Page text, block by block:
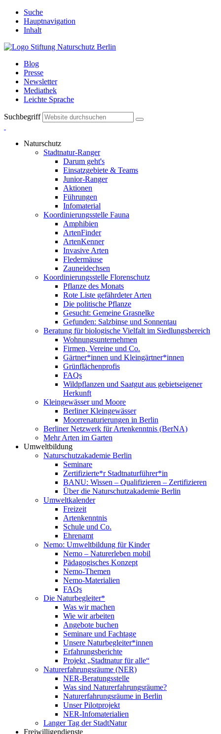
Suche
Hauptnavigation
Inhalt
Blog
Presse
Newsletter
Mediathek
Leichte Sprache
Suchbegriff
Naturschutz
Stadtnatur-Ranger
Darum geht's
Einsatzgebiete & Teams
Junior-Ranger
Aktionen
Führungen
Infomaterial
Koordinierungsstelle Fauna
Amphibien
ArtenFinder
ArtenKenner
Invasive Arten
Fledermäuse
Zauneidechsen
Koordinierungsstelle Florenschutz
Pflanze des Monats
Rote Liste gefährdeter Arten
Die politische Pflanze
Gesucht: Gemeine Grasnelke
Gefunden: Salzbinse und Sonnentau
Beratung für biologische Vielfalt im Siedlungsbereich
Wohnungsunternehmen
Firmen, Vereine und Co.
Gärtner*innen und Kleingärtner*innen
Grünflächenprofis
FAQs
Wildpflanzen und Saatgut aus gebietseigener
Herkunft
Kleingewässer und Moore
Berliner Kleingewässer
Moorrenaturierungen in Berlin
Berliner Netzwerk für Artenkenntnis (BerNA)
Mehr Arten im Garten
Umweltbildung
Naturschutzakademie Berlin
Seminare
Zertifizierte*r Stadtnaturführer*in
BANU: Wissen – Qualifizieren – Zertifizieren
Über die Naturschutzakademie Berlin
Umweltkalender
Freizeit
Artenkenntnis
Schule und Co.
Ehrenamt
Nemo: Umweltbildung für Kinder
Nemo – Naturerleben mobil
Pädagogisches Konzept
Nemo-Themen
Nemo-Materialien
FAQs
Die Naturbegleiter*
Was wir machen
Wie wir arbeiten
Angebote buchen
Seminare und Fachtage
Unsere Naturbegleiter*innen
Erfahrungsberichte
Projekt „Stadtnatur für alle“
Naturerfahrungsräume (NER)
NER-Beratungsstelle
Was sind Naturerfahrungsräume?
Naturerfahrungsräume in Berlin
Unser Pilotprojekt
NER-Infomaterialien
Langer Tag der StadtNatur
Freiwilligendienste